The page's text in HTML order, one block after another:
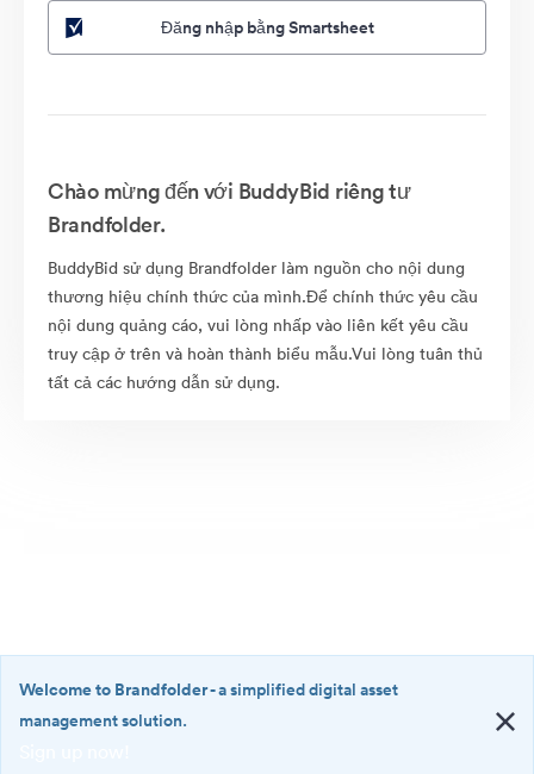
Đăng nhập bằng Smartsheet
Chào mừng đến với BuddyBid riêng tư
Brandfolder.
BuddyBid sử dụng Brandfolder làm nguồn cho nội dung
thương hiệu chính thức của mình.Để chính thức yêu cầu
nội dung quảng cáo, vui lòng nhấp vào liên kết yêu cầu
truy cập ở trên và hoàn thành biểu mẫu.Vui lòng tuân thủ
tất cả các hướng dẫn sử dụng.
Welcome to Brandfolder- a simplified digital asset
management solution.